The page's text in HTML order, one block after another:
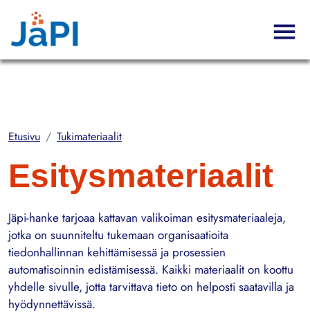
Hyppää pääsisältöön
Etusivu Tukimateriaalit
Esitysmateriaalit
Jäpi-hanke tarjoaa kattavan valikoiman esitysmateriaaleja,
jotka on suunniteltu tukemaan organisaatioita
tiedonhallinnan kehittämisessä ja prosessien
automatisoinnin edistämisessä. Kaikki materiaalit on koottu
yhdelle sivulle, jotta tarvittava tieto on helposti saatavilla ja
hyödynnettävissä.